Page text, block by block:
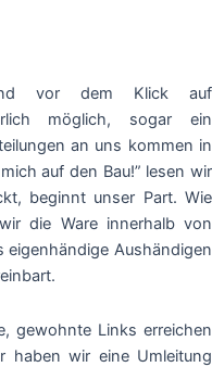
vor dem Klick auf
möglich, sogar ein
an uns kommen in
auf den Bau!” lesen wir
beginnt unser Part. Wie
die Ware innerhalb von
eigenhändige Aushändigen
gewohnte Links erreichen
haben wir eine Umleitung